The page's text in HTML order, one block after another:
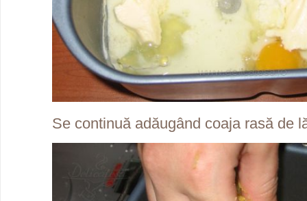
Se continuă adăugând coaja rasă de